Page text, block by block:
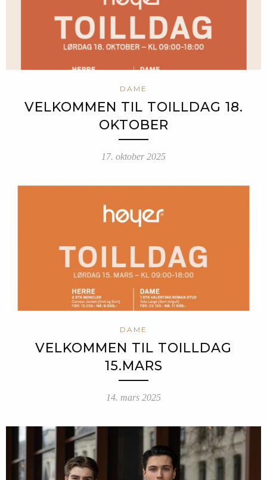
DAME
VELKOMMEN TIL TOILLDAG 18.
OKTOBER
17. oktober 2025
DAME
VELKOMMEN TIL TOILLDAG
15.MARS
14. mars 2025